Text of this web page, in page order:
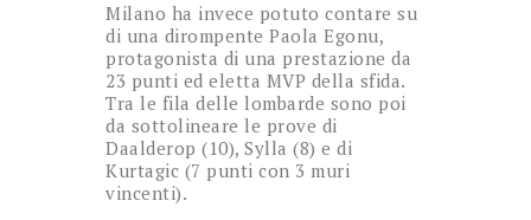
Milano ha invece potuto contare su
di una dirompente Paola Egonu,
protagonista di una prestazione da
23 punti ed eletta MVP della sfida.
Tra le fila delle lombarde sono poi
da sottolineare le prove di
Daalderop (10), Sylla (8) e di
Kurtagic (7 punti con 3 muri
vincenti).